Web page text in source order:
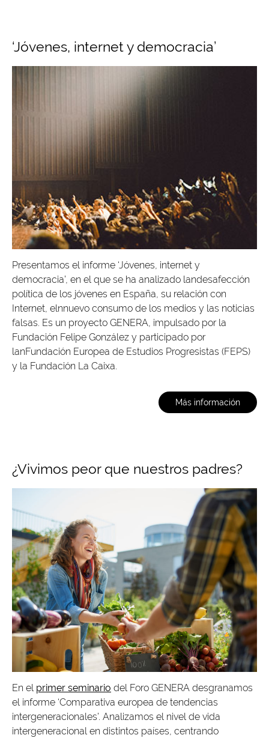
‘Jóvenes, internet y democracia’
Presentamos el informe ‘Jóvenes, internet y
democracia’, en el que se ha analizado landesafección
política de los jóvenes en España, su relación con
Internet, elnnuevo consumo de los medios y las noticias
falsas. Es un proyecto GENERA, impulsado por la
Fundación Felipe González y participado por
lanFundación Europea de Estudios Progresistas (FEPS)
y la Fundación La Caixa.
Más información
¿Vivimos peor que nuestros padres?
En el primer seminario del Foro GENERA desgranamos
el informe ‘Comparativa europea de tendencias
intergeneracionales’. Analizamos el nivel de vida
intergeneracional en distintos países, centrando